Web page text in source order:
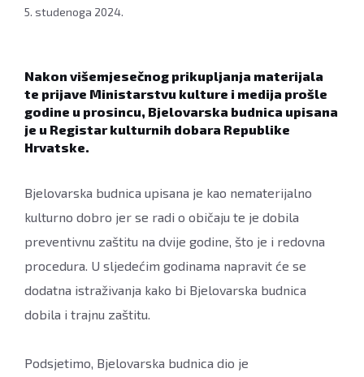
5. studenoga 2024.
Nakon višemjesečnog prikupljanja materijala
te prijave Ministarstvu kulture i medija prošle
godine u prosincu, Bjelovarska budnica upisana
je u Registar kulturnih dobara Republike
Hrvatske.
Bjelovarska budnica upisana je kao nematerijalno
kulturno dobro jer se radi o običaju te je dobila
preventivnu zaštitu na dvije godine, što je i redovna
procedura. U sljedećim godinama napravit će se
dodatna istraživanja kako bi Bjelovarska budnica
dobila i trajnu zaštitu.
Podsjetimo, Bjelovarska budnica dio je